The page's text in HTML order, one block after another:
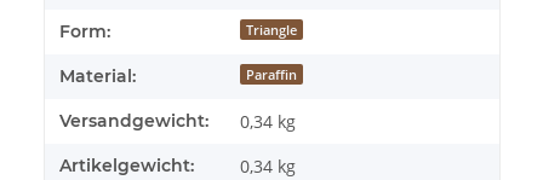
Form: Triangle
Material: Paraffin
Versandgewicht: 0,34 kg
Artikelgewicht: 0,34 kg